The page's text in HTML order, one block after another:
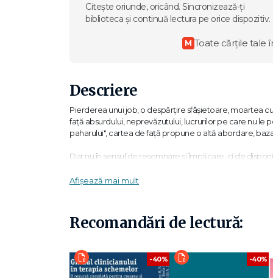
Citește oriunde, oricând. Sincronizează-ți
biblioteca și continuă lectura pe orice dispozitiv.
M Toate cărțile tale
Descriere
Pierderea unui job, o despărțire sfâșietoare, moartea
față absurdului, neprevăzutului, lucrurilor pe care nu le
paharului", cartea de față propune o altă abordare,
Dar nu în sensul de resemnare și împăcare, ci de
Partea întâi. Acceptare, evitare și toate emoţiile conexe:
Capitolul 1. Paul
Capitolul 3. Blocajul
Capitolul 4. Calea către eliberare
Capitolul 5. Evitarea
Afișează mai mult
Recomandări de lectură:
-40% -40%